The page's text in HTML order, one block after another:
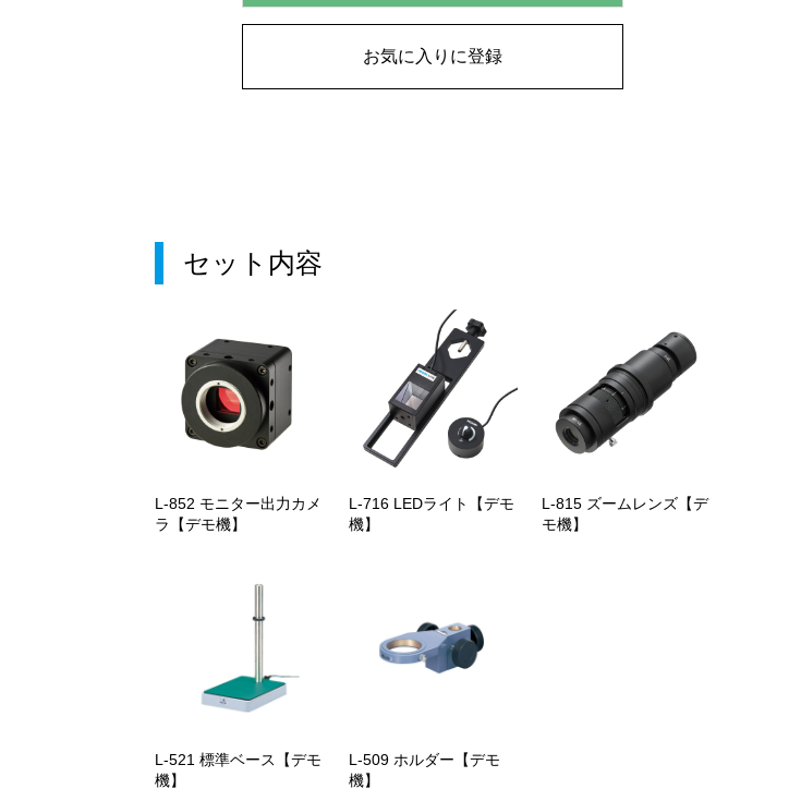
お気に入りに登録
セット内容
L-852 モニター出力カメ
ラ【デモ機】
L-716 LEDライト【デモ
機】
L-815 ズームレンズ【デ
モ機】
L-521 標準ベース【デモ
機】
L-509 ホルダー【デモ
機】